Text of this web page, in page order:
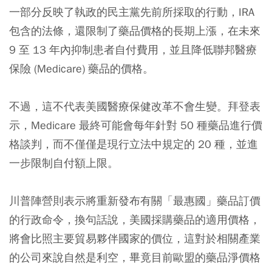
一部分反映了執政的民主黨先前所採取的行動，IRA
包含的法條，還限制了藥品價格的長期上漲，在未來
9 至 13 年內抑制患者自付費用，並且降低聯邦醫療
保險 (Medicare) 藥品的價格。
不過，這不代表美國醫療保健改革不會生變。拜登表
示，Medicare 最終可能會每年針對 50 種藥品進行價
格談判，而不僅僅是現行立法中規定的 20 種，並進
一步限制自付額上限。
川普陣營則表示將重新發布有關「最惠國」藥品訂價
的行政命令，換句話說，美國採購藥品的適用價格，
將會比照主要貿易夥伴國家的價位，這對於相關產業
的公司來說自然是利空，畢竟目前歐盟的藥品淨價格